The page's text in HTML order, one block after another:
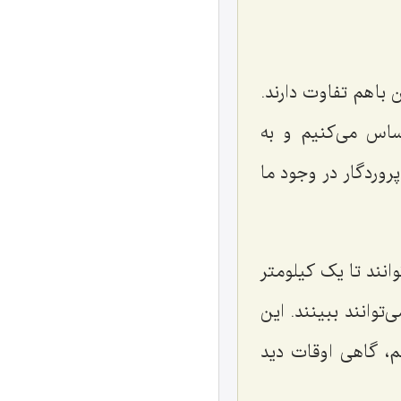
با هم تفاوت دارند.
می‌کنیم و به
در وجود ما
تا یک کیلومتر
ببینند. این
گاهی اوقات دید